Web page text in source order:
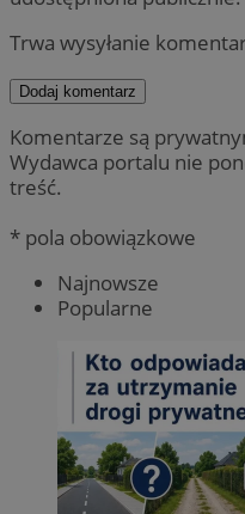
Trwa wysyłanie
Dodaj komentarz
Komentarze są
Wydawca portalu nie
treść.
* pola obowiązkowe
Najnowsze
Popularne